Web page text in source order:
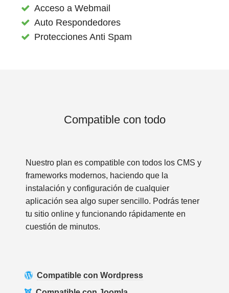
Acceso a Webmail
Auto Respondedores
Protecciones Anti Spam
Compatible con todo
Nuestro plan es compatible con todos los CMS y
frameworks modernos, haciendo que la
instalación y configuración de cualquier
aplicación sea algo super sencillo. Podrás tener
tu sitio online y funcionando rápidamente en
cuestión de minutos.
Compatible con Wordpress